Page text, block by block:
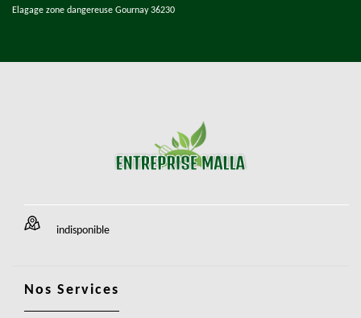
Elagage zone dangereuse Gournay 36230
indisponible
Nos Services